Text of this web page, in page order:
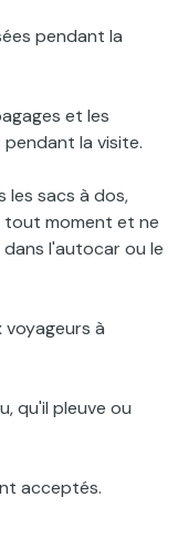
pendant la
et les
la visite.
les sacs à dos,
moment et ne
l'autocar ou le
voyageurs à
qu'il pleuve ou
acceptés.